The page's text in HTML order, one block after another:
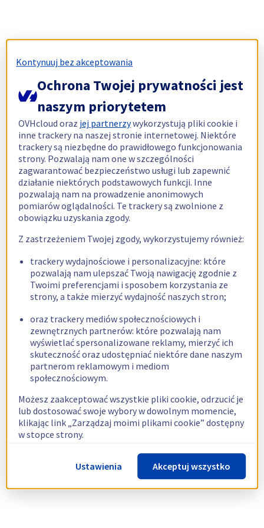
Kontynuuj bez akceptowania
Ochrona Twojej prywatności jest
naszym priorytetem
OVHcloud oraz jej partnerzywykorzystują pliki cookie i
inne trackery na naszej stronie internetowej. Niektóre
trackery są niezbędne do prawidłowego funkcjonowania
strony. Pozwalają nam one w szczególności
zagwarantować bezpieczeństwo usługi lub zapewnić
działanie niektórych podstawowych funkcji. Inne
pozwalają nam na prowadzenie anonimowych
pomiarów oglądalności. Te trackery są zwolnione z
obowiązku uzyskania zgody.
Z zastrzeżeniem Twojej zgody, wykorzystujemy również:
trackery wydajnościowe i personalizacyjne: które
pozwalają nam ulepszać Twoją nawigację zgodnie z
Twoimi preferencjami i sposobem korzystania ze
strony, a także mierzyć wydajność naszych stron;
oraz trackery mediów społecznościowych i
zewnętrznych partnerów: które pozwalają nam
wyświetlać spersonalizowane reklamy, mierzyć ich
skuteczność oraz udostępniać niektóre dane naszym
partnerom reklamowym i mediom
społecznościowym.
Możesz zaakceptować wszystkie pliki cookie, odrzucić je
lub dostosować swoje wybory w dowolnym momencie,
klikając link „Zarządzaj moimi plikami cookie” dostępny
w stopce strony.
Więcej informacji znajdziesz w naszejpolityce
dotyczącej wykorzystywania plików cookie.
Ustawienia Akceptuj wszystko